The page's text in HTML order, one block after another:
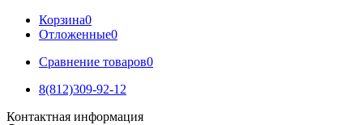
Корзина0
Отложенные0
Сравнение товаров0
8(812)309-92-12
Контактная информация